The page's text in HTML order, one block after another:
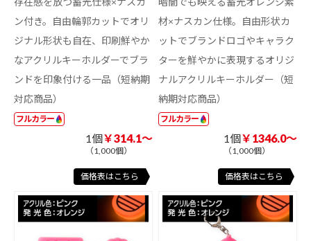
ン付き。自由輪郭カットでオリ
ジナル形状も自在、印刷鮮やか
なアクリルキーホルダーでブラ
ンドを印象付ける一品（短納期
対応商品）
フルカラー
1個￥314.1～
（1,000個）
価格表はこちら
材×ナスカン仕様。自由形状カ
ットでブランドロゴやキャラク
ターを鮮やかに表現するオリジ
ナルアクリルキーホルダー（短
納期対応商品）
フルカラー
1個￥1346.0～
（1,000個）
価格表はこちら